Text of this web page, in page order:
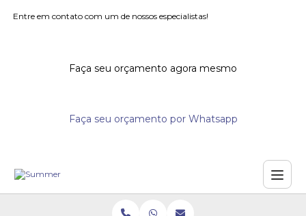
Entre em contato com um de nossos especialistas!
Faça seu orçamento agora mesmo
Faça seu orçamento por Whatsapp